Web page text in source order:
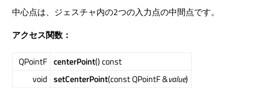
中心点は、ジェスチャ内の2つの入力点の中間点です。
アクセス関数：
QPointF centerPoint() const
void setCenterPoint(const QPointF &value)